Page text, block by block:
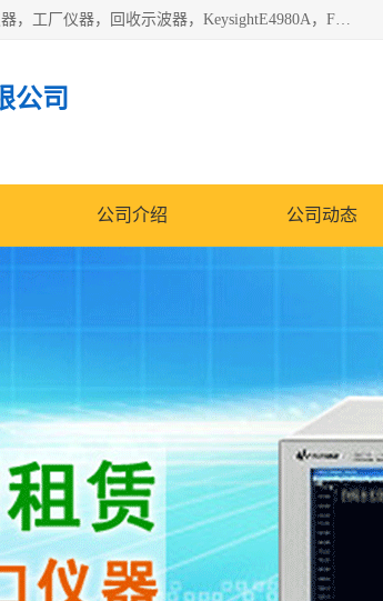
深圳中瑞仪科电子有限公司（zhongr1027.cn.b2b168.com）主要从事回收二手仪器，工厂仪器，回收示波器，KeysightE4980A，FLUKE754，MT8852B，IFR3920，Agilent N4010A，MT8852B等业务，全国统一热线：13570873835。深圳中瑞仪科电子有限公司整批或单出，专业评估高价回收工厂闲置仪器。
公司
公司介绍 公司动态